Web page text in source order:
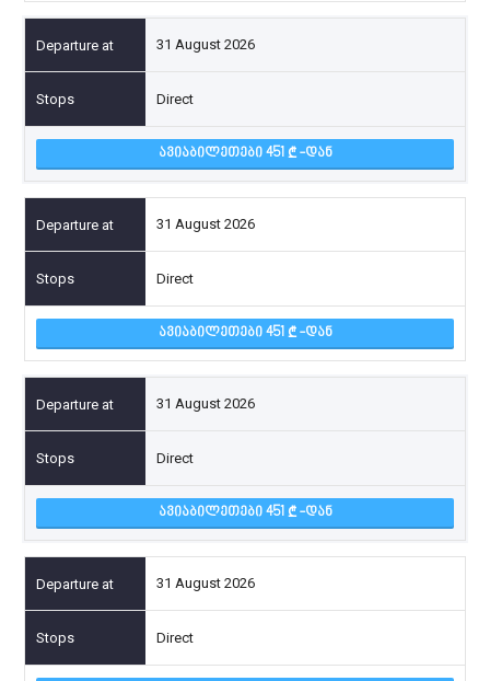
31 August 2026
Direct
ᲐᲕᲘᲐᲑᲘᲚᲔᲗᲔᲑᲘ 451 -ᲓᲐᲜ
31 August 2026
Direct
ᲐᲕᲘᲐᲑᲘᲚᲔᲗᲔᲑᲘ 451 -ᲓᲐᲜ
31 August 2026
Direct
ᲐᲕᲘᲐᲑᲘᲚᲔᲗᲔᲑᲘ 451 -ᲓᲐᲜ
31 August 2026
Direct